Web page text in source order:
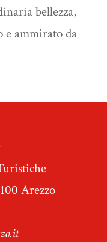
bellezza,
e ammirato da
Arezzo